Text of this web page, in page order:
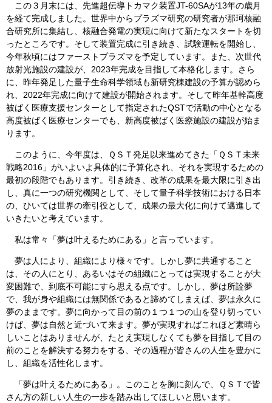
この３月末には、先進超伝導トカマク装置JT-60SAが13年の歳月
を経て完成しました。世界中からプラズマ研究の研究者が那珂核融
合研究所に集結し、核融合発電の実現に向けて新たなスタートを切
ったところです。そして装置完成に引き続き、試験運転を開始し、
今年秋頃にはファーストプラズマを予定しています。また、次世代
放射光施設の建設が、2023年完成を目指して本格化します。さら
に、昨年発足した量子生命科学領域も新研究棟建設の予算が認めら
れ、2022年完成に向けて建設が開始されます。そして昨年基幹高度
被ばく医療支援センターとして指定されたQSTで活動の中心となる
高度被ばく医療センターでも、新高度被ばく医療施設の建設が始ま
ります。
このように、今年度は、ＱＳＴ発足以来進めてきた「ＱＳＴ未来
戦略2016」がいよいよ具体的に予算化され、それを実現するための
最初の段階でもあります。引き続き、改革の成果を最大限に引き出
し、真に一つの研究機関として、そして量子科学技術における日本
の、ひいては世界の牽引役として、成果の最大化に向けて邁進して
いきたいと考えています。
私は常々「夢は叶えるためにある」と言っています。
夢は人により、組織により様々です。しかし夢に共通すること
は、その人にとり、あるいはその組織にとっては実現することが大
変困難で、到底不可能にすら思える点です。しかし、夢は所詮夢
で、我が身や組織には無関係であると諦めてしまえば、夢は永久に
夢のままです。夢に向かって目の前の１つ１つの山を登り切ってい
けば、夢は自然と近づいて来ます。夢が実現すればこれほど素晴ら
しいことはありませんが、たとえ実現しなくても夢を目指して目の
前のことを解決する努力をする、その過程が皆さんの人生を豊かに
し、組織を活性化します。
「夢は叶えるためにある」。このことを胸に刻んで、ＱＳＴで皆
さん方の新しい人生の一歩を踏み出してほしいと思います。